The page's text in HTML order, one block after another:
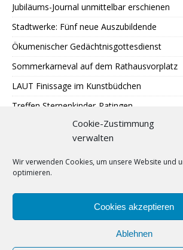
Cookie-Zustimmung
verwalten
Wir verwenden Cookies, um unsere Website und
optimieren.
Cookies akzeptieren
Ablehnen
Jubiläums-Journal unmittelbar erschienen
Stadtwerke: Fünf neue Auszubildende
Ökumenischer Gedächtnisgottesdienst
Sommerkarneval auf dem Rathausvorplatz
LAUT Finissage im Kunstbüdchen
Treffen Sternenkinder-Ratingen
SPD: Besuch bei Johann + Wittmer
Ausstellung im Mehrgenerationentreff
400 zu schnelle Autofahrer
Sommer auf Eis legen